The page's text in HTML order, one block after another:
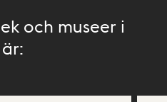
och museer i